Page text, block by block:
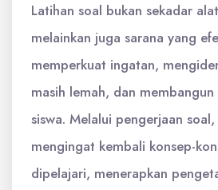
Latihan soal bukan sekadar
melainkan juga sarana yang
memperkuat ingatan,
masih lemah, dan
siswa. Melalui pengerjaan
mengingat kembali konsep-
dipelajari, menerapkan